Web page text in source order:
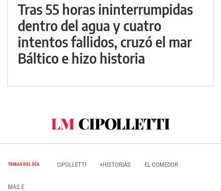
Tras 55 horas ininterrumpidas
dentro del agua y cuatro
intentos fallidos, cruzó el mar
Báltico e hizo historia
TEMAS DEL DÍA CIPOLLETTI +HISTORIAS EL COMEDOR
MAS E